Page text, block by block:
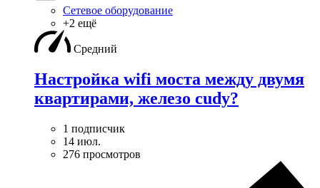
Сетевое оборудование
+2 ещё
Средний
Настройка wifi моста между двумя
квартирами, железо cudy?
1 подписчик
14 июл.
276 просмотров